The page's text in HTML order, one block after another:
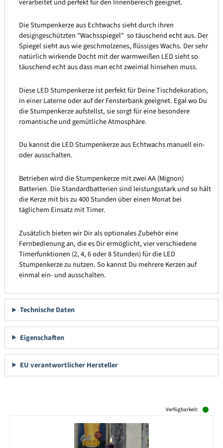
Die Stumpenkerze aus Echtwachs sieht durch ihren
designgeschützten "Wachsspiegel" so täuschend echt aus. Der
Spiegel sieht aus wie geschmolzenes, flüssiges Wachs. Der sehr
natürlich wirkende Docht mit der warmweißen LED sieht so
täuschend echt aus dass man echt zweimal hinsehen muss.
Diese LED Stumpenkerze ist perfekt für Deine Tischdekoration,
in einer Laterne oder auf der Fensterbank geeignet. Egal wo Du
die Stumpenkerze aufstellst, sie sorgt für eine besondere
romantische und gemütliche Atmosphäre.
Du kannst die LED Stumpenkerze aus Echtwachs manuell ein-
oder ausschalten.
Betrieben wird die Stumpenkerze mit zwei AA (Mignon)
Batterien. Die Standardbatterien sind leistungsstark und so hält
die Kerze mit bis zu 400 Stunden über einen Monat bei
täglichem Einsatz mit Timer.
Zusätzlich bieten wir Dir als optionales Zubehör eine
Fernbedienung an, die es Dir ermöglicht, vier verschiedene
Timerfunktionen (2, 4, 6 oder 8 Stunden) für die LED
Stumpenkerze zu nutzen. So kannst Du mehrere Kerzen auf
einmal ein- und ausschalten.
Technische Daten
Eigenschaften
EU verantwortlicher Hersteller
Verfügbarkeit: